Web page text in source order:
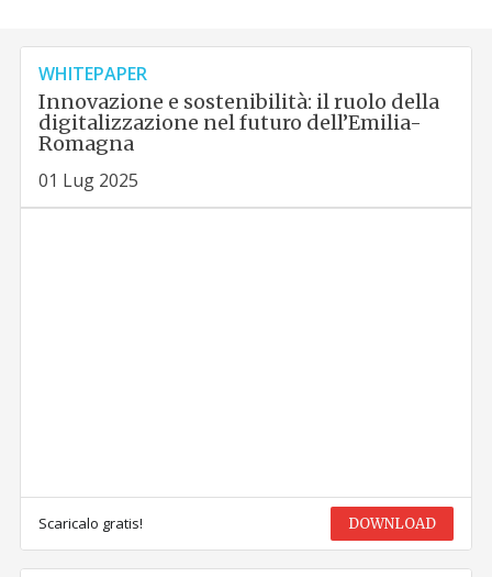
WHITEPAPER
Innovazione e sostenibilità: il ruolo della
digitalizzazione nel futuro dell’Emilia-
Romagna
01 Lug 2025
Scaricalo gratis! DOWNLOAD